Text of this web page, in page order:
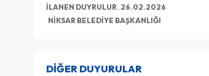
İLANEN DUYRULUR. 26.02.2026
NİKSAR BELEDİYE BAŞKANLIĞI
DİĞER DUYURULAR